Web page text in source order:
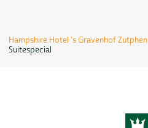
Hampshire Hotel 's Gravenhof Zutphen
Suitespecial